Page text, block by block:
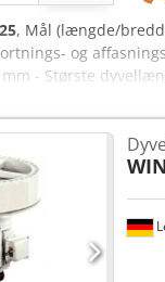
, Mål (længde/
og
- Største
fremføring -
/ 2900 o/min. -
1450 o/min. -
1450 o/min.
- Inkl. føring til